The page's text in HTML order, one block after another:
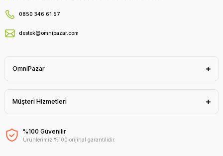
0850 346 61 57
destek@omnipazar.com
OmniPazar
Müşteri Hizmetleri
%100 Güvenilir
Ürünlerimiz %100 orijinal garantilidir.